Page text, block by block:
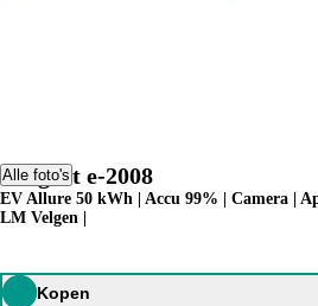
Alle foto's
Peugeot e-2008
EV Allure 50 kWh | Accu 99% | Camera |
LM Velgen |
Kopen